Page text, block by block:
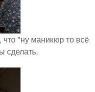
"ну маникюр то всё
сделать.